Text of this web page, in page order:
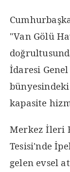
"Van Gölü
İdaresi
kapasite
Merkez İleri
Tesisi'nde
gelen evsel